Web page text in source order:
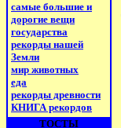
самые большие и
дорогие вещи
государства
рекорды нашей
Земли
мир животных
еда
рекорды древности
КНИГА рекордов
ТОСТЫ